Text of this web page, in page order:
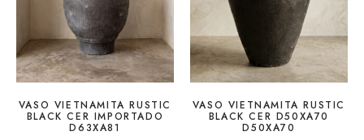
VASO VIETNAMITA RUSTIC
BLACK CER IMPORTADO
D63XA81
VASO VIETNAMITA RUSTIC
BLACK CER D50XA70
D50XA70